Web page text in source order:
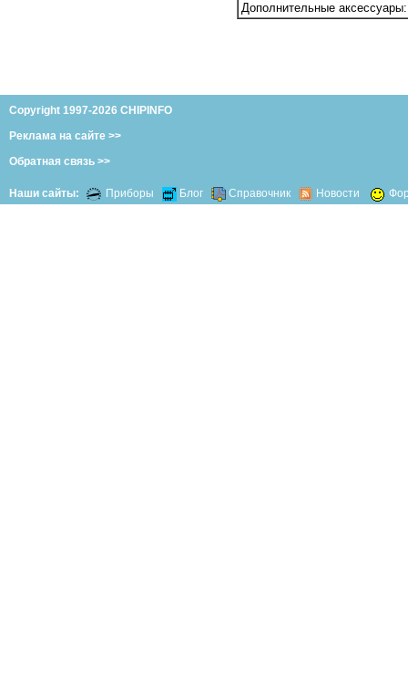
Дополнительные аксессуары:
Copyright 1997-2026 CHIPINFO
Реклама на сайте >>
Обратная связь >>
Наши сайты: Приборы Блог Справочник Новости